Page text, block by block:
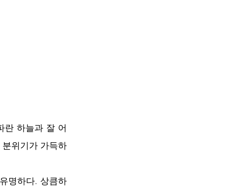
란 하늘과 잘 어
위기가 가득하
명하다. 상큼하